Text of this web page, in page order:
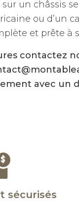
un châssis
ou d’un
et prête à
contactez
avec un
sécurisés